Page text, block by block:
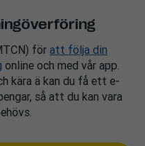
för att följa din
online och med vår app.
kära ä kan du få ett e-
så att du kan vara